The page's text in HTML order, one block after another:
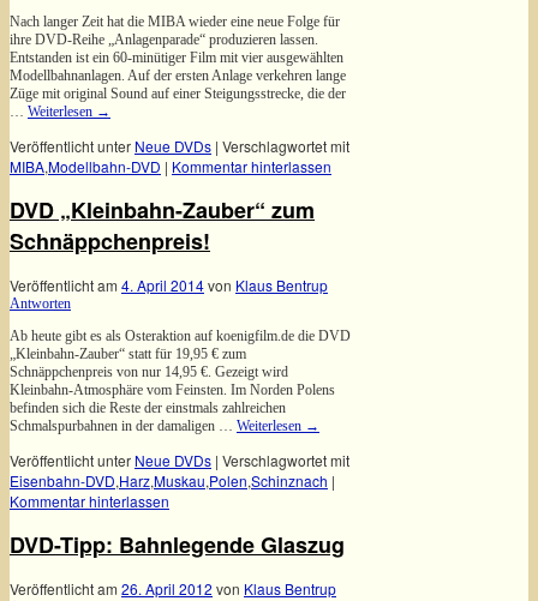
Nach langer Zeit hat die MIBA wieder eine neue Folge für
ihre DVD-Reihe „Anlagenparade“ produzieren lassen.
Entstanden ist ein 60-minütiger Film mit vier ausgewählten
Modellbahnanlagen. Auf der ersten Anlage verkehren lange
Züge mit original Sound auf einer Steigungsstrecke, die der
… Weiterlesen →
Veröffentlicht unter Neue DVDs | Verschlagwortet mit
MIBA,Modellbahn-DVD | Kommentar hinterlassen
DVD „Kleinbahn-Zauber“ zum
Schnäppchenpreis!
Veröffentlicht am 4. April 2014von Klaus Bentrup
Antworten
Ab heute gibt es als Osteraktion auf koenigfilm.de die DVD
„Kleinbahn-Zauber“ statt für 19,95 € zum
Schnäppchenpreis von nur 14,95 €. Gezeigt wird
Kleinbahn-Atmosphäre vom Feinsten. Im Norden Polens
befinden sich die Reste der einstmals zahlreichen
Schmalspurbahnen in der damaligen … Weiterlesen →
Veröffentlicht unter Neue DVDs | Verschlagwortet mit
Eisenbahn-DVD,Harz,Muskau,Polen,Schinznach |
Kommentar hinterlassen
DVD-Tipp: Bahnlegende Glaszug
Veröffentlicht am 26. April 2012 von Klaus Bentrup